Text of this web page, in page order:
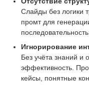
Слайды без логики
промт для
Игнорирование
Без учёта знаний и
эффективность.
кейсы, понятные